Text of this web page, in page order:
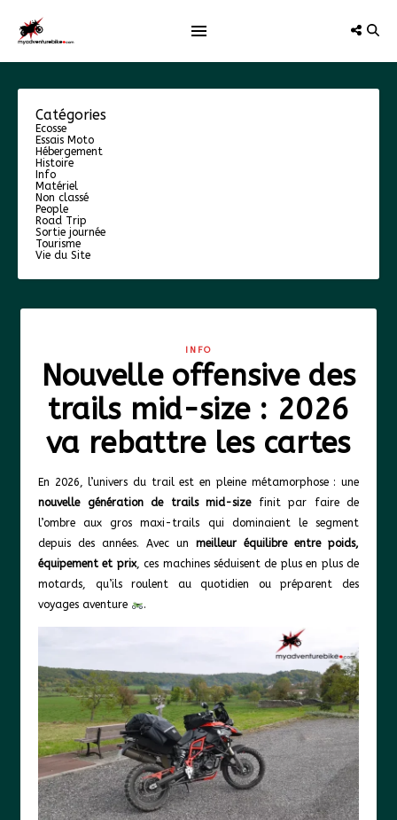
Catégories
Ecosse
Essais Moto
Hébergement
Histoire
Info
Matériel
Non classé
People
Road Trip
Sortie journée
Tourisme
Vie du Site
INFO
Nouvelle offensive des
trails mid-size : 2026
va rebattre les cartes
En 2026, l’univers du trail est en pleine métamorphose : une
nouvelle génération de trails mid-sizefinit par faire de
l’ombre aux gros maxi-trails qui dominaient le segment
depuis des années. Avec un meilleur équilibre entre poids,
équipement et prix, ces machines séduisent de plus en plus de
motards, qu’ils roulent au quotidien ou préparent des
voyages aventure
.